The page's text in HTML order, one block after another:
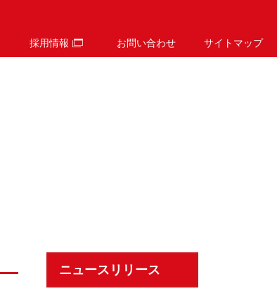
採用情報 お問い合わせ サイトマップ
ニュースリリース